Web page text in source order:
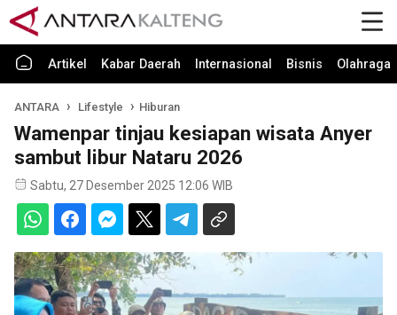
Artikel Kabar Daerah Internasional Bisnis Olahraga
ANTARA Lifestyle Hiburan
Wamenpar tinjau kesiapan wisata Anyer
sambut libur Nataru 2026
Sabtu, 27 Desember 2025 12:06 WIB